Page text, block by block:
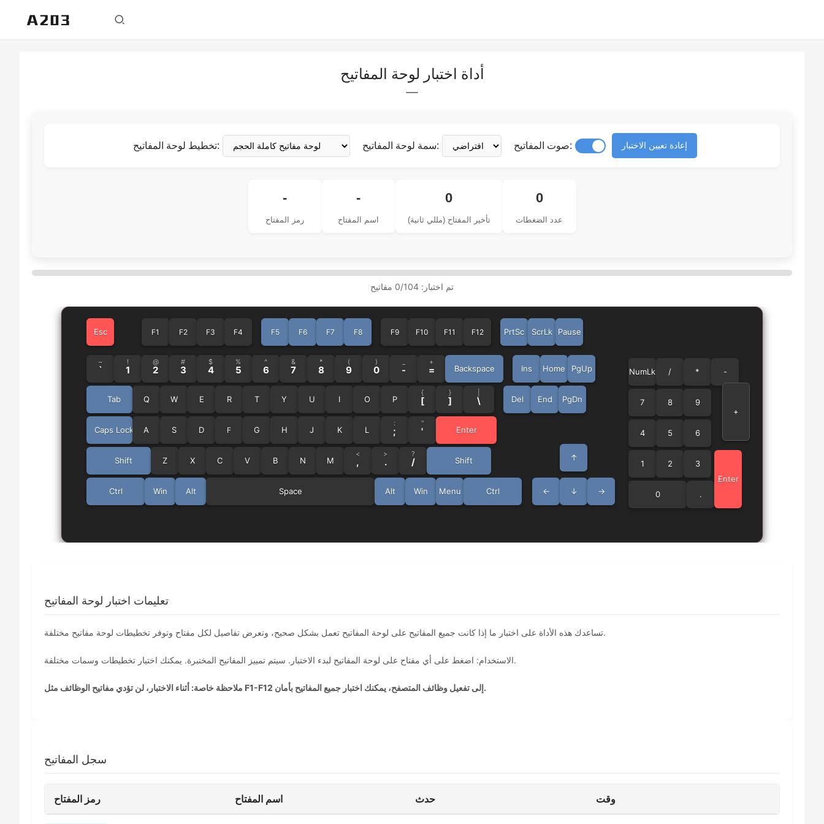
أداة اختبار لوحة المفاتيح
تخطيط لوحة المفاتيح: سمة لوحة المفاتيح: صوت المفاتيح: إعادة تعيين الاختبار
-
رمز المفتاح
-
اسم المفتاح
0
تأخير المفتاح (مللي ثانية)
0
عدد الضغطات
تم اختبار: 0/104 مفاتيح
Esc F1 F2 F3 F4 F5 F6 F7 F8 F9 F10 F11 F12 PrtSc ScrLk Pause
~
`
!
1
@
2
#
3
$
4
%
5
^
6
&
7
*
8
(
9
)
0 -
+
= Backspace Ins Home PgUp
Tab Q W E R T Y U I O P
{
[
}
] \ Del End PgDn
Caps Lock A S D F G H J K L
:
;
"
' Enter
Shift Z X C V B N M
<
,
>
.
?
/ Shift
Ctrl Win Alt Space Alt Win Menu Ctrl
↑
← ↓ →
NumLk / * -
7 8 9
4 5 6
+
1 2 3
0 .
Enter
تعليمات اختبار لوحة المفاتيح
تساعدك هذه الأداة على اختبار ما إذا كانت جميع المفاتيح على لوحة المفاتيح تعمل بشكل صحيح، وتعرض تفاصيل لكل مفتاح وتوفر تخطيطات لوحة مفاتيح مختلفة.
الاستخدام: اضغط على أي مفتاح على لوحة المفاتيح لبدء الاختبار. سيتم تمييز المفاتيح المختبرة. يمكنك اختيار تخطيطات وسمات مختلفة.
ملاحظة خاصة: أثناء الاختبار، لن تؤدي مفاتيح الوظائف مثل F1-F12 إلى تفعيل وظائف المتصفح، يمكنك اختبار جميع المفاتيح بأمان.
سجل المفاتيح
رمز المفتاح اسم المفتاح حدث وقت